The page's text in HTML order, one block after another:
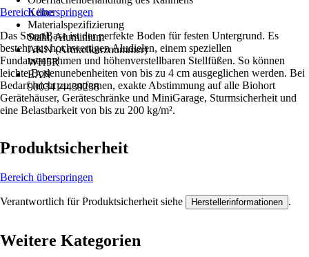
Keine
Materialspezifizierung
Stahl, Aluminium
AKN (Artikelkurznummer)
WH5R
EAN
9003414439238
Bereich überspringen
Das SmartBase ist der perfekte Boden für festen Untergrund. Es
besteht aus hochwertigen Aludielen, einem speziellen
Fundamentrahmen und höhenverstellbaren Stellfüßen. So können
leichte Bodenunebenheiten von bis zu 4 cm ausgeglichen werden. Bei
Bedarf leicht zu entfernen, exakte Abstimmung auf alle Biohort
Gerätehäuser, Geräteschränke und MiniGarage, Sturmsicherheit und
eine Belastbarkeit von bis zu 200 kg/m².
Produktsicherheit
Bereich überspringen
Verantwortlich für Produktsicherheit siehe Herstellerinformationen .
Weitere Kategorien